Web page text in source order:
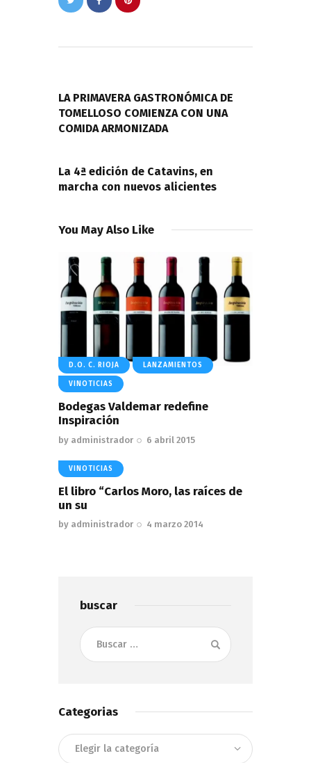
entradas
LA PRIMAVERA GASTRONÓMICA DE
TOMELLOSO COMIENZA CON UNA
COMIDA ARMONIZADA
La 4ª edición de Catavins, en
marcha con nuevos alicientes
You May Also Like
D.O. C. RIOJA LANZAMIENTOS
VINOTICIAS
Bodegas Valdemar redefine
Inspiración
by administrador 6 abril 2015
VINOTICIAS
El libro “Carlos Moro, las raíces de
un su
by administrador 4 marzo 2014
buscar
Buscar:
Categorias
Categorias